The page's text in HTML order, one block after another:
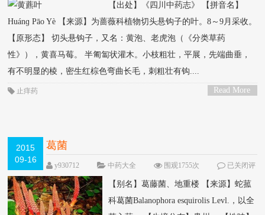
【出处】《四川中药志》 【拼音名】
Huánɡ Pāo Yè 【来源】为蔷薇科植物切头悬钩子的叶。8～9月采收。
【原形态】 切头悬钩子，又名：黄泡、老虎泡（《分类草药
性》），黄喜马莓。 半匍匐状灌木。小枝粗壮，平展，先端曲垂，
有不明显的棱，密生红棕色弯曲长毛，刺粗壮有钩....
Read More
止痒药
2015
09-16
葛菌
y930712 中药大全 围观1755次
已关闭评
论
【别名】葛藤菌、地重楼 【来源】蛇菰
科葛菌Balanophora esquirolis Levl.，以全